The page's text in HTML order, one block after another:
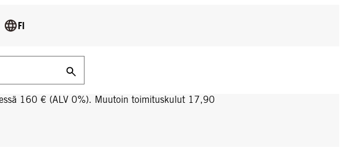
160 € (ALV 0%). Muutoin toimituskulut 17,90
FI